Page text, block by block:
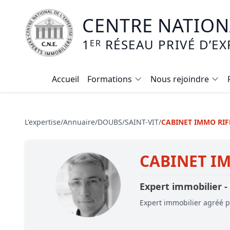
CENTRE
1 ER RÉSEAU PRIVÉ
Accueil
Formations
Formation expertise immobilière /
Expertise viager
E-learning - Connaitre et maitriser
Mise en copropriété
Nous rejoindre
L'expertise/Annuaire/DOUBS/SAINT-VIT/CABINET IMMO
CABINET
Expert immobilier -
Expert immobilier agréé